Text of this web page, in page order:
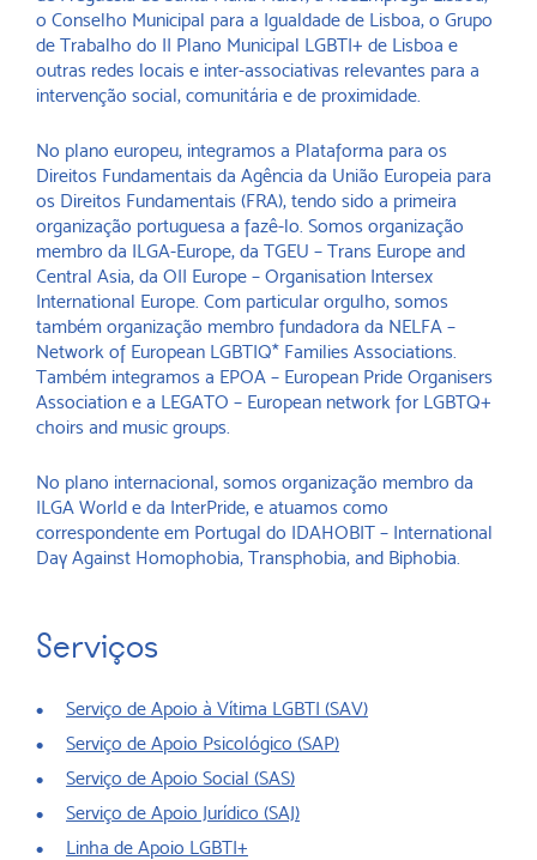
o Conselho Municipal para a Igualdade de Lisboa, o Grupo
de Trabalho do II Plano Municipal LGBTI+ de Lisboa e
outras redes locais e inter-associativas relevantes para a
intervenção social, comunitária e de proximidade.
No plano europeu, integramos a Plataforma para os
Direitos Fundamentais da Agência da União Europeia para
os Direitos Fundamentais (FRA), tendo sido a primeira
organização portuguesa a fazê-lo. Somos organização
membro da ILGA-Europe, da TGEU – Trans Europe and
Central Asia, da OII Europe – Organisation Intersex
International Europe. Com particular orgulho, somos
também organização membro fundadora da NELFA –
Network of European LGBTIQ* Families Associations.
Também integramos a EPOA – European Pride Organisers
Association e a LEGATO – European network for LGBTQ+
choirs and music groups.
No plano internacional, somos organização membro da
ILGA World e da InterPride, e atuamos como
correspondente em Portugal do IDAHOBIT – International
Day Against Homophobia, Transphobia, and Biphobia.
Serviços
Serviço de Apoio à Vítima LGBTI (SAV)
Serviço de Apoio Psicológico (SAP)
Serviço de Apoio Social (SAS)
Serviço de Apoio Jurídico (SAJ)
Linha de Apoio LGBTI+